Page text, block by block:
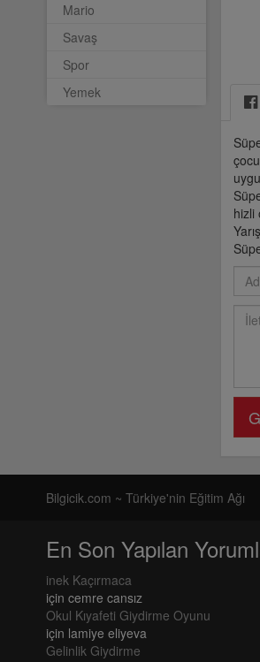
Mario
Savaş
Spor
Yemek
hizli
Bilgicik.com ~ Türkiye'nin Eğitim Ağı
En Son Yapılan
inek Kaçırmaca
için cemre cansız
Okul Kıyafeti Giydirme Oyunu
için lamiye eliyeva
Gelinlik Giydirme